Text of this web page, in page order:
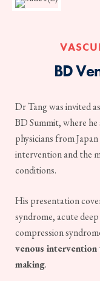
BD
Dr Tang was invited
BD Summit, where
physicians from
intervention and the
conditions.
His presentation
syndrome, acute
compression
venous
making.